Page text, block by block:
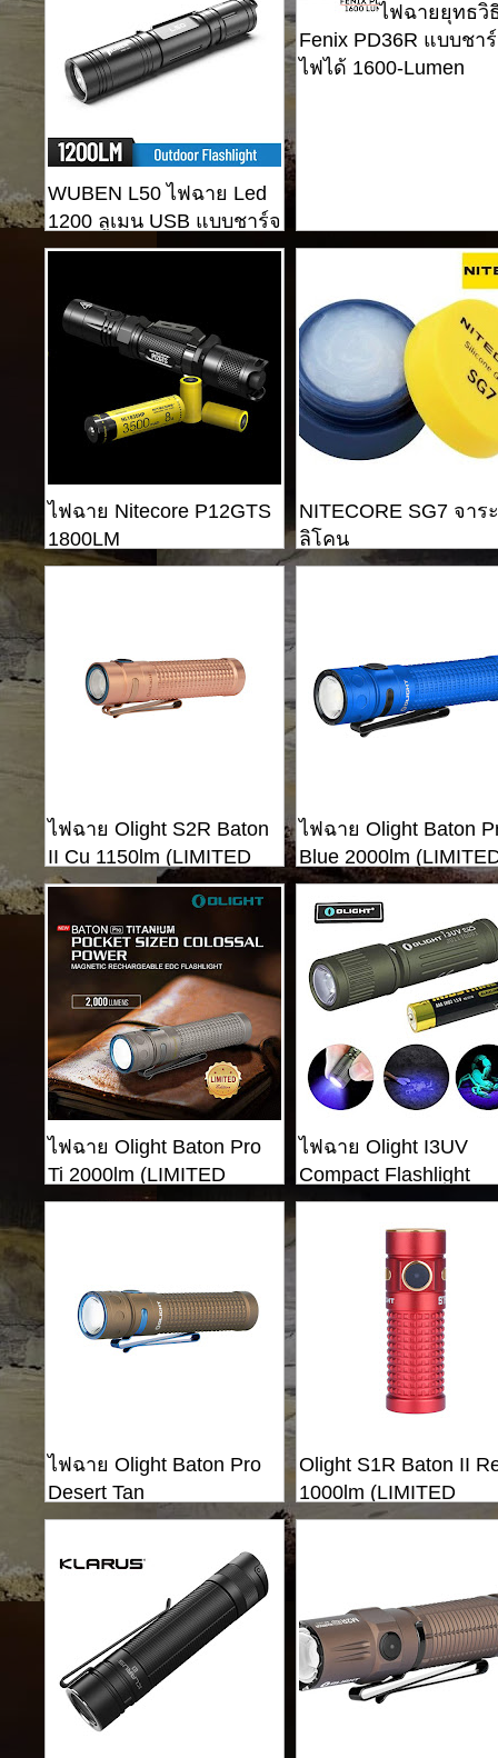
WUBEN L50 ไฟฉาย Led
1200 ลูเมน USB แบบชาร์จ
ไฟยุทธวิธี
ไฟฉายยุทธวิ
Fenix ​​PD36R แบบชา
ไฟได้ 1600-Lumen
ไฟฉาย Nitecore P12GTS
1800LM
NITECORE SG7 จาร
ลิโคน
ไฟฉาย Olight S2R Baton
II Cu 1150lm (LIMITED
EDITION)
ไฟฉาย Olight Baton
Blue 2000lm
EDITION)
ไฟฉาย Olight Baton Pro
Ti 2000lm (LIMITED
EDITION)
ไฟฉาย Olight I3UV
Compact Flashlight
ไฟฉาย Olight Baton Pro
Desert Tan
Olight S1R Baton II
1000lm (LIMITED
EDITION)